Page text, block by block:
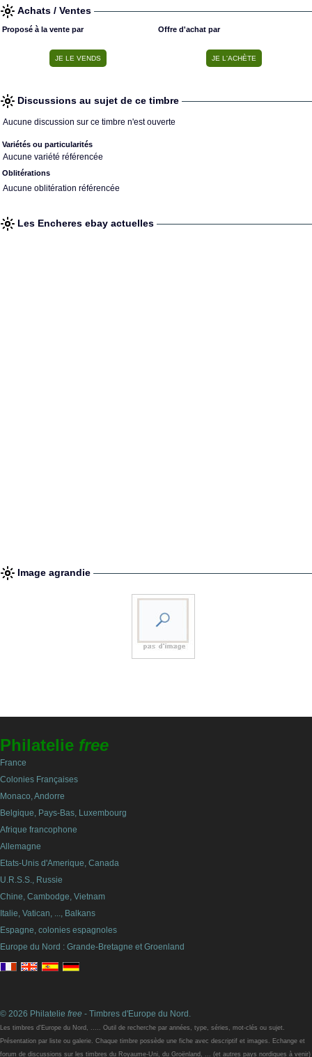
Achats / Ventes
Proposé à la vente par Offre d'achat par
Discussions au sujet de ce timbre
Aucune discussion sur ce timbre n'est ouverte
Variétés ou particularités
Aucune variété référencée
Oblitérations
Aucune oblitération référencée
Les Encheres ebay actuelles
Image agrandie
Philatelie free
France
Colonies Françaises
Monaco, Andorre
Belgique, Pays-Bas, Luxembourg
Afrique francophone
Allemagne
Etats-Unis d'Amerique, Canada
U.R.S.S., Russie
Chine, Cambodge, Vietnam
Italie, Vatican, ..., Balkans
Espagne, colonies espagnoles
Europe du Nord : Grande-Bretagne et Groenland
© 2026 Philatelie free - Timbres d'Europe du Nord.
Les timbres d'Europe du Nord, ..... Outil de recherche par années, type, séries, mot-clés ou sujet.
Présentation par liste ou galerie. Chaque timbre possède une fiche avec descriptif et images. Echange et
forum de discussions sur les timbres du Royaume-Uni, du Groënland, ... (et autres pays nordiques à venir)